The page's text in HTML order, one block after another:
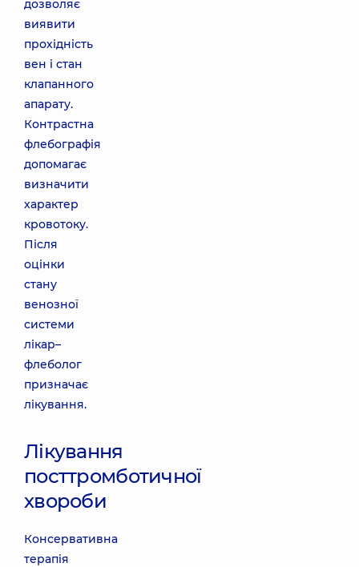
дозволяє
виявити
прохідність
вен і стан
клапанного
апарату.
Контрастна
флебографія
допомагає
визначити
характер
кровотоку.
Після
оцінки
стану
венозної
системи
лікар–
флеболог
призначає
лікування.
Лікування
посттромботичної
хвороби
Консервативна
терапія